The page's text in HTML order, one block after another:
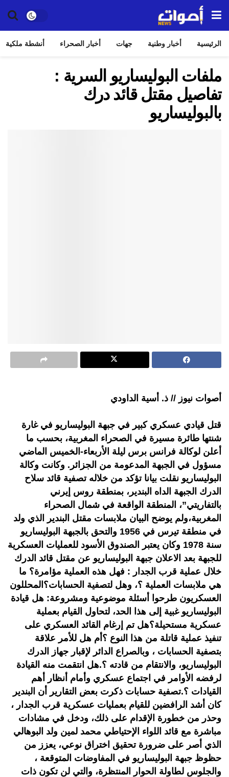
الرئيسية أخبار وطنية جهات أخبار الصحراء أنشطة ملكية
ملفات البوليساريو السرية :
تفاصيل مقتل قائد درك
بالبوليساريو
أصوات نيوز // ذ. أسية الداودي
قتل قيادي عسكري كبير في جبهة البوليساريو في غارة
شنتها طائرة مسيرة في الصحراء المغربية، بحسب ما
أعلن لوكالة فرانس برس ليلة الأربعاء-الخميس الماضي
مسؤول في الجبهة المدعومة من الجزائر. وكانت وكالة
البوليساريو نقلت بيانا تؤكد من خلاله تصفية قائد سلاح
الدرك الجبهة الداه البندير، بمنطقة روس إيرني
بالتفاريتي”، المنطقة الواقعة في شمال الصحراء
المغربية،ولم يوضح البيان ملابسات مقتل البندير الذي ولد
في منطقة تيرس في 1956 والتحق بالجبهة البوليساريو
سنة 1978 وكان يعتبر الصندوق الأسود للعمليات العسكرية
للجبهة بعد الاعلان جبهة البوليساريو عن مقتل قائد الدرك
خلال عملية قرب الجدار : فهل هذه العملية مؤامرة؟ ما
هي ملابسات العملية ؟، وهل لتصفية الحسابات؟المحللون
العسكريون طرحوا أسئلة موضوعية ومشروعة: هل قيادة
البوليساريو غبية إلى هذا الحد، لتحاول القيام بعملية
عسكرية مستحيلة؟هل تم إرغام القائد العسكري على
تنفيذ عملية قاتلة من هذا النوع ؟أم هل للأمر علاقة
بتصفية الحسابات ، وبالصراع الدائر لإقبار جهاز الدرك
البوليساريو، والانتقام من قادته ؟.هل انتقمت منه القيادة
لرفضه الأوامر في اجتماع عسكري وأمام أنظار أهم
القيادات ؟.تصفية حسابات ذكرت بعض التقارير أن البندير
كان أشد الرافضين للقيام بعمليات عسكرية قرب الجدار ،
وحذر من خطورة الإقدام على ذلك، ودخل في مشادات
مباشرة مع قائد اللواء الإحتياطي محمد لمين ولد البوهالي
الذي أصر على ضرورة تحقيق اختراق نوعي، يعزز من
حظوظ جبهة البوليساريو في المفاوضات المتوقعة ،
والجلوس لطاولة الحوار المنتظرة، والتي لن تكون ذات